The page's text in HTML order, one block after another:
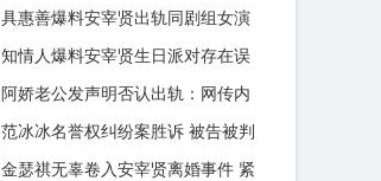
具惠善爆料安宰贤出轨同剧组女演
知情人爆料安宰贤生日派对存在误
阿娇老公发声明否认出轨：网传内
范冰冰名誉权纠纷案胜诉 被告被判
金瑟祺无辜卷入安宰贤离婚事件 紧